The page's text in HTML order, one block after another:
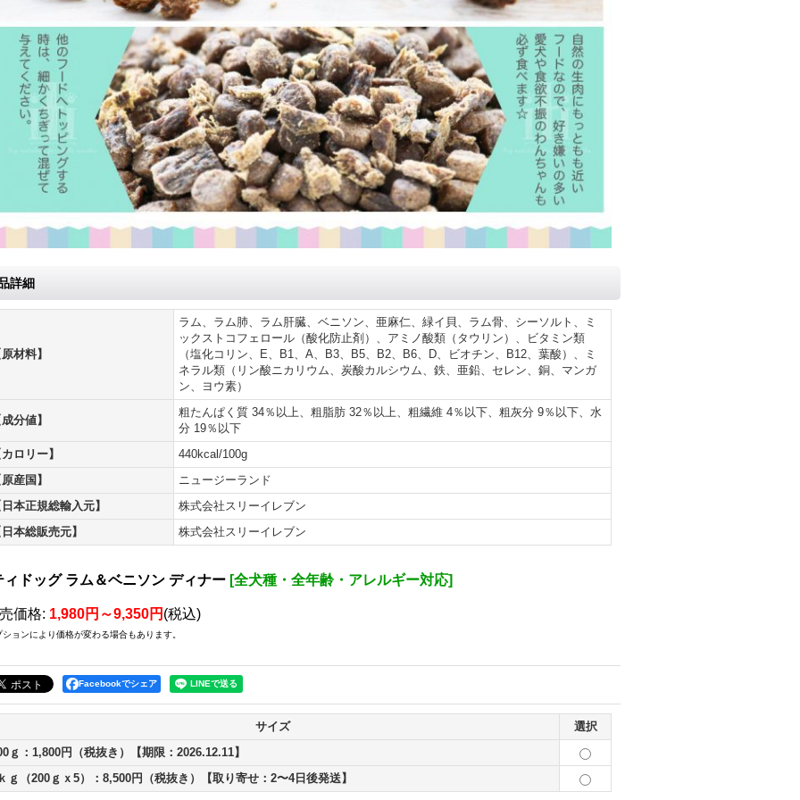
詳細
材料】
ラム、ラム肺、ラム肝臓、ベニソン、亜麻仁、緑イ貝、ラム骨、シーソルト、ミ
ックストコフェロール（酸化防止剤）、アミノ酸類（タウリン）、ビタミン類
（塩化コリン、E、B1、A、B3、B5、B2、B6、D、ビオチン、B12、葉酸）、ミ
ネラル類（リン酸ニカリウム、炭酸カルシウム、鉄、亜鉛、セレン、銅、マンガ
ン、ヨウ素）
分値】
粗たんぱく質 34％以上、粗脂肪 32％以上、粗繊維 4％以下、粗灰分 9％以下、水
分 19％以下
ロリー】
440kcal/100g
産国】
ニュージーランド
本正規総輸入元】
株式会社スリーイレブン
本総販売元】
株式会社スリーイレブン
ィドッグ ラム＆ベニソン ディナー [全犬種・全年齢・アレルギー対応]
価格: 1,980円～9,350円 (税込)
ションにより価格が変わる場合もあります。
Facebookでシェア
サイズ
選択
ｇ：1,800円（税抜き）【期限：2026.12.11】
ｇ（200ｇｘ5）：8,500円（税抜き）【取り寄せ：2〜4日後発送】